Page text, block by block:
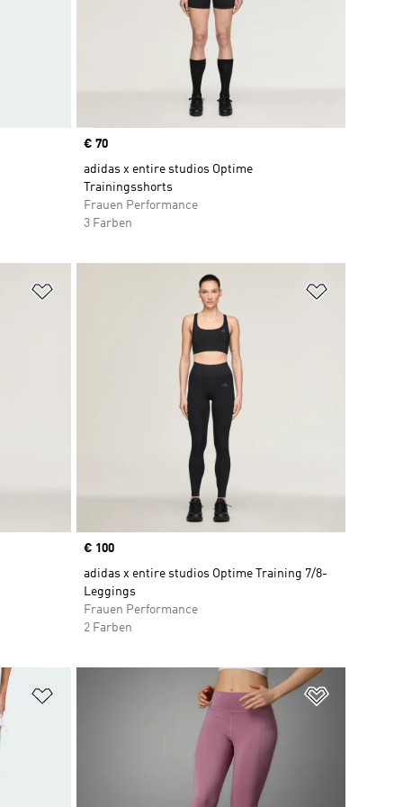
Price
€ 70
adidas x entire studios Optime
Trainingsshorts
Frauen Performance
3 Farben
Zur Wunschliste hinzufügen
Price
€ 100
adidas x entire studios Optime Training 7/8-
Leggings
Frauen Performance
2 Farben
Zur Wunschliste hinzufügen